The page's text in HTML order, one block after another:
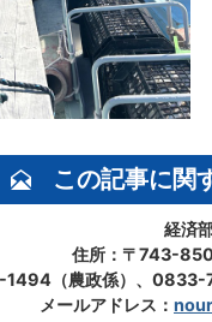
この記事に関
経済
住所：〒743-
（農政係）、0833-
メールアドレス：